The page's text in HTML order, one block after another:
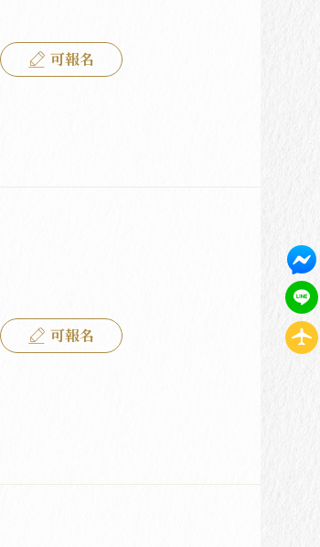
可報名
可報名